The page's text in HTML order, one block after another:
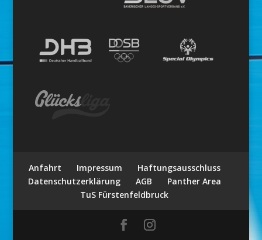
Anfahrt Impressum
Haftungsausschluss
Datenschutzerklärung
AGB
Panther Area
TuS Fürstenfeldbruck